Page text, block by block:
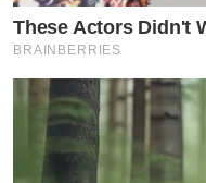
These Actors Didn't
BRAINBERRIES